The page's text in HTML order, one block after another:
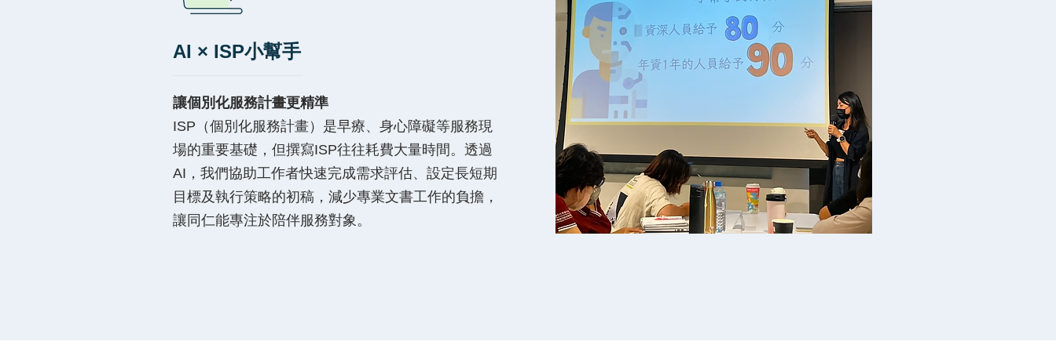
AI × ISP小幫手
讓個別化服務計畫更精準
ISP（個別化服務計畫）是早療、身心障礙等服務現
場的重要基礎，但撰寫ISP往往耗費大量時間。透過
AI，我們協助工作者快速完成需求評估、設定長短期
目標及執行策略的初稿，減少專業文書工作的負擔，
讓同仁能專注於陪伴服務對象。